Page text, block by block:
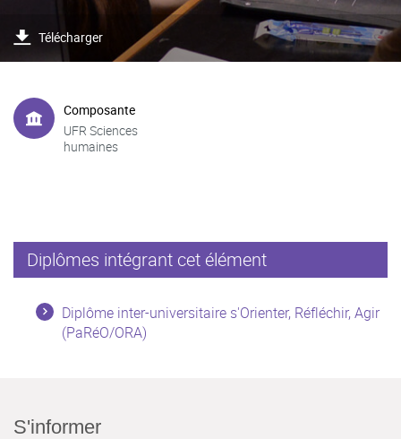
Télécharger
Composante
UFR Sciences
humaines
Diplômes intégrant cet élément
Diplôme inter-universitaire s'Orienter, Réfléchir, Agir
(PaRéO/ORA)
S'informer